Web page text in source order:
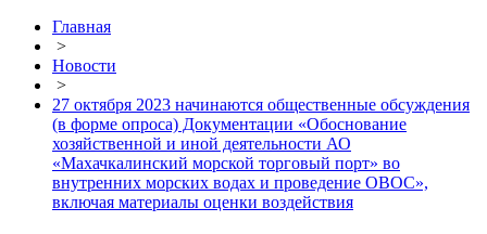
Главная
>
Новости
>
27 октября 2023 начинаются общественные обсуждения
(в форме опроса) Документации «Обоснование
хозяйственной и иной деятельности АО
«Махачкалинский морской торговый порт» во
внутренних морских водах и проведение ОВОС»,
включая материалы оценки воздействия